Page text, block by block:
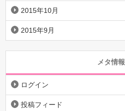
2015年10月
2015年9月
メタ情報
ログイン
投稿フィード